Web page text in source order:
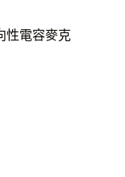
性電容麥克